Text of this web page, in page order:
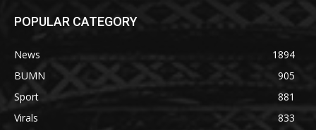
POPULAR CATEGORY
News
1894
BUMN
905
Sport
881
Virals
833